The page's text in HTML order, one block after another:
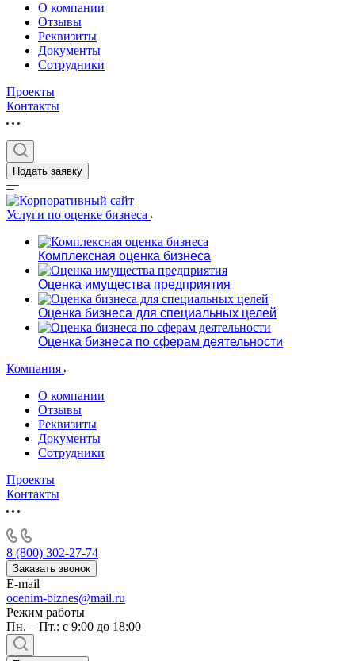
О компании
Отзывы
Реквизиты
Документы
Сотрудники
Проекты
Контакты
Подать заявку
Услуги по оценке бизнеса
Комплексная оценка бизнеса
Оценка имущества предприятия
Оценка бизнеса для специальных целей
Оценка бизнеса по сферам деятельности
Компания
О компании
Отзывы
Реквизиты
Документы
Сотрудники
Проекты
Контакты
8 (800) 302-27-74
Заказать звонок
E-mail
ocenim-biznes@mail.ru
Режим работы
Пн. – Пт.: с 9:00 до 18:00